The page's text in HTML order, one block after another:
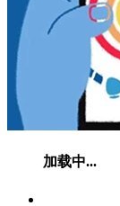
加载中...